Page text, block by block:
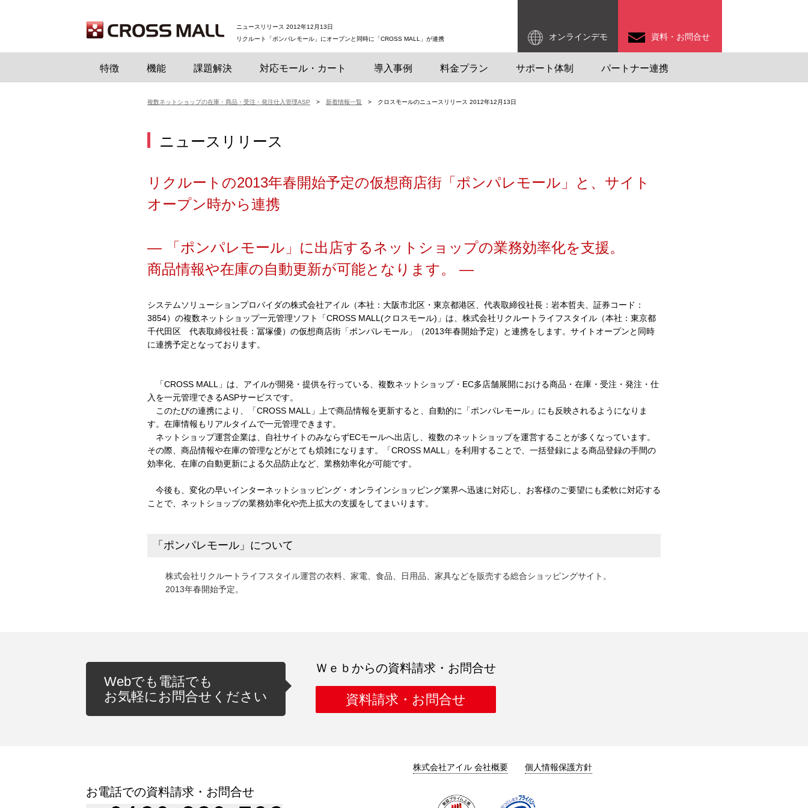
ニュースリリース 2012年12月13日
リクルート「ポンパレモール」にオープンと同時に「CROSS MALL」が連携
オンラインデモ 資料・お問合せ
特徴 機能 課題解決 対応モール・カート 導入事例 料金プラン サポート体制 パートナー連携
複数ネットショップの在庫・商品・受注・発注仕入管理ASP > 新着情報一覧 > クロスモールのニュースリリース 2012年12月13日
ニュースリリース
リクルートの2013年春開始予定の仮想商店街「ポンパレモール」と、サイト
オープン時から連携
― 「ポンパレモール」に出店するネットショップの業務効率化を支援。
商品情報や在庫の自動更新が可能となります。 ―
システムソリューションプロバイダの株式会社アイル（本社：大阪市北区・東京都港区、代表取締役社長：岩本哲夫、証券コード：
3854）の複数ネットショップ一元管理ソフト「CROSS MALL(クロスモール)」 は、株式会社リクルートライフスタイル（本社：東京都
千代田区 代表取締役社長：冨塚優）の仮想商店街「ポンパレモール」（2013年春開始予定）と連携をします。サイトオープンと同時
に連携予定となっております。
「CROSS MALL」は、アイルが開発・提供を行っている、複数ネットショップ・EC多店舗展開における商品・在庫・受注・発注・仕
入を一元管理できるASPサービスです。
このたびの連携により、「CROSS MALL」上で商品情報を更新すると、自動的に「ポンパレモール」にも反映されるようになりま
す。在庫情報もリアルタイムで一元管理できます。
ネットショップ運営企業は、自社サイトのみならずECモールへ出店し、複数のネットショップを運営することが多くなっています。
その際、商品情報や在庫の管理などがとても煩雑になります。「CROSS MALL」を利用することで、一括登録による商品登録の手間の
効率化、在庫の自動更新による欠品防止など、業務効率化が可能です。
今後も、変化の早いインターネットショッピング・オンラインショッピング業界へ迅速に対応し、お客様のご要望にも柔軟に対応する
ことで、ネットショップの業務効率化や売上拡大の支援をしてまいります。
「ポンパレモール」について
株式会社リクルートライフスタイル運営の衣料、家電、食品、日用品、家具などを販売する総合ショッピングサイト。
2013年春開始予定。
Webでも電話でも
お気軽にお問合せください
Ｗｅｂからの資料請求・お問合せ
資料請求・お問合せ
お電話での資料請求・お問合せ
株式会社アイル 会社概要 個人情報保護方針